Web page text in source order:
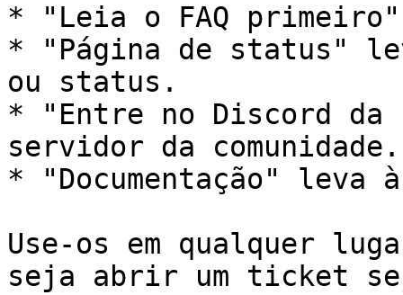
* "Leia o FAQ
* "Página de status"
ou status.
* "Entre no Discord da
servidor da comunidade.
* "Documentação" leva
Use-os em qualquer
seja abrir um ticket